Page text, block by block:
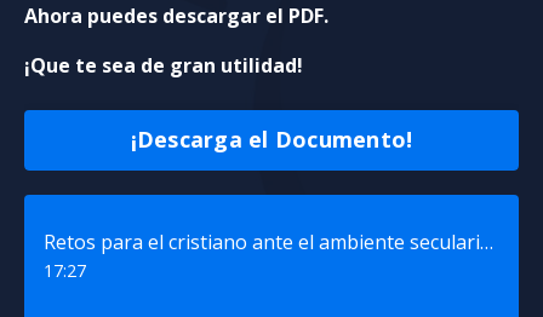
Ahora puedes descargar el PDF.
¡Que te sea de gran utilidad!
¡Descarga el Documento!
Retos para el cristiano ante el ambiente secularizado
17:27